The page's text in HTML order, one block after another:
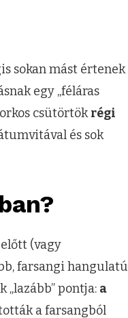
sokan mást értenek
egy „féláras
csütörtökrégi
és sok
(vagy
farsangi hangulatú
„lazább” pontja: a
a farsangból